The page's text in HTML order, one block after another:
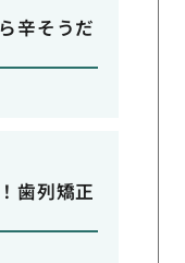
辛そうだ
歯列矯正